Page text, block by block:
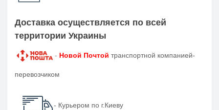
Доставка осуществляется по всей
территории Украины
- Новой Почтой транспортной компанией-
перевозчиком
- Курьером по г.Киеву